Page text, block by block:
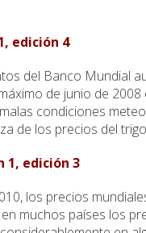
edición 4
del Banco Mundial
de junio de
condiciones
de los precios del
1, edición 3
los precios
muchos países los